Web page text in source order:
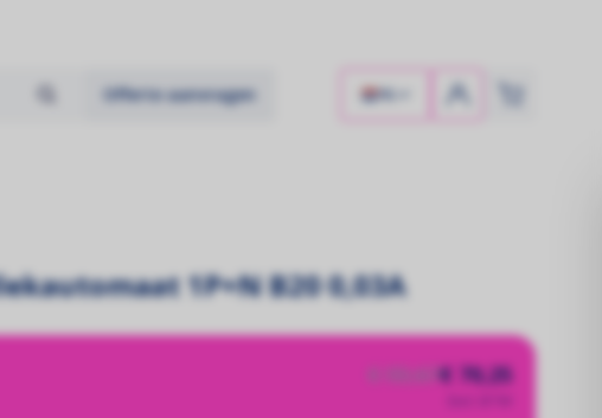
Offerte aanvragen NL
1P+N B20 0,03A
€ 93,67€ 70,25